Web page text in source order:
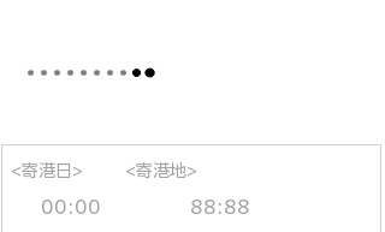
<寄港日>
00:00
<寄港地>
88:88